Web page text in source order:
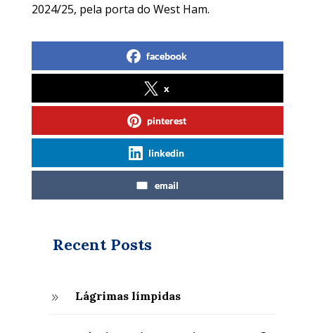
2024/25, pela porta do West Ham.
facebook
x
pinterest
linkedin
email
Recent Posts
9 Lágrimas límpidas